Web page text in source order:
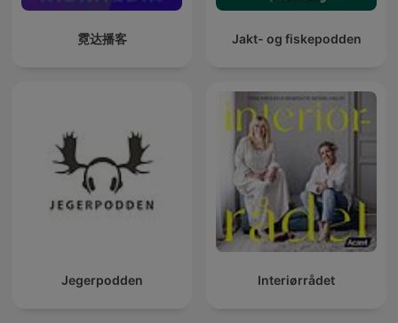
霓达播客 Jakt- og fiskepodden
Jegerpodden Interiørrådet